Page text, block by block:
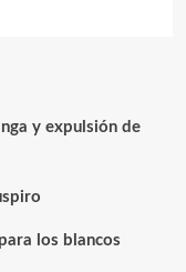
y expulsión de
los blancos